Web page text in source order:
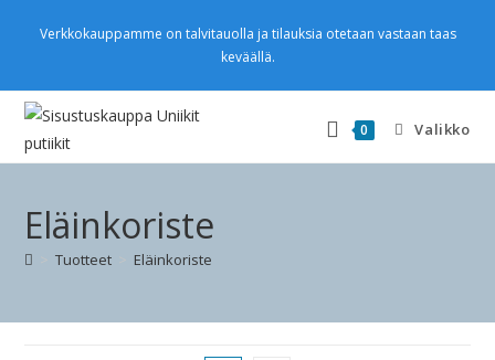
Verkkokauppamme on talvitauolla ja tilauksia otetaan vastaan taas
keväällä.
0 Valikko
Eläinkoriste
Tuotteet Eläinkoriste